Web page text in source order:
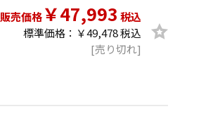
販売価格￥47,993 税込
標準価格：￥49,478 税込
[売り切れ]